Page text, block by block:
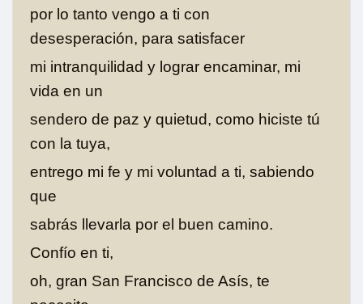
por lo tanto vengo a ti con
desesperación, para satisfacer
mi intranquilidad y lograr encaminar, mi
vida en un
sendero de paz y quietud, como hiciste tú
con la tuya,
entrego mi fe y mi voluntad a ti, sabiendo
que
sabrás llevarla por el buen camino.
Confío en ti,
oh, gran San Francisco de Asís, te